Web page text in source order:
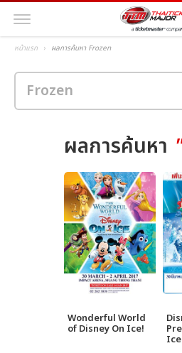
หน้าแรก ผลการค้นหา Frozen
ผลการค้นหา
Wonderful World
of Disney On Ice!